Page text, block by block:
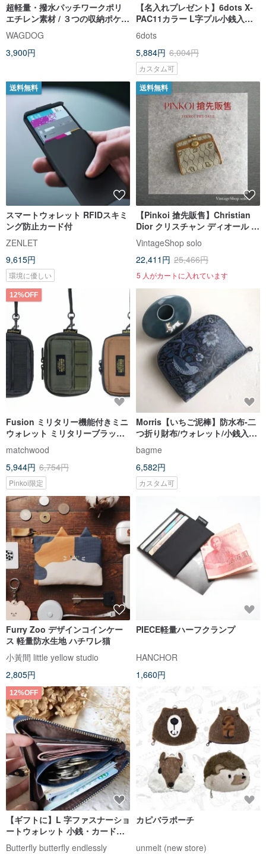
超軽量・撥水パッチワークポリ
エチレン素材 / ３つの収納ポケッ
トミニウォレット
WAGDOG
3,900円
【名入れプレゼント】6dots X-
PAC11カラー L字プル小銭入れ
ショートクリップ カード＋小銭
＋お金
6dots
5,884円 6,004円
カスタム可
送料無料
スマートウォレット RFIDスキミ
ング防止カード付
ZENLET
9,615円
環境に優しい
送料無料
【Pinkoi 搶先販售】Christian
Dior クリスチャン ディオール ハ
ニカム柄 財布 ベージュ ロゴプレ
ート PVC コインケース ds7dx5
VintageShop solo
22,411円 25,466円
5 人がカートに入れています
12%OFF
Fusion ミリタリー機能付きミニ
ウォレット ミリタリーブラック /
アーミーグリーン / カーキ
matchwood
5,944円 6,754円
Pinkoi限定
Morris【いちご泥棒】防水布-二
つ折り財布/ウォレット/小銭入れ/
ギフト
bagme
6,582円
カスタム可
Furry Zoo デザインコインケー
ス 軽量防水生地 ハチワレ猫
小黃間 little yellow studio
2,805円
PIECE軽量ハーフクランプ
HANCHOR
1,660円
12%OFF
【ギフトに】L 字ファスナーショ
ートウォレット 小銭・カード・
お札収納可能 運転免許証・日本
Butterfly butterfly endlessly
カピバラポーチ
unmelt (new store)